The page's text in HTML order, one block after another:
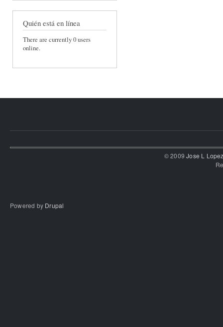
Quién está en línea
There are currently 0 users
online.
© 2009Jose L
Powered by Drupal